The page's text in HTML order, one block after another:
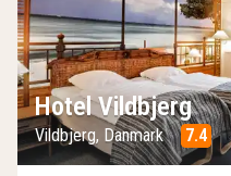
Hotel Vildbjerg
Vildbjerg, Danmark 7.4